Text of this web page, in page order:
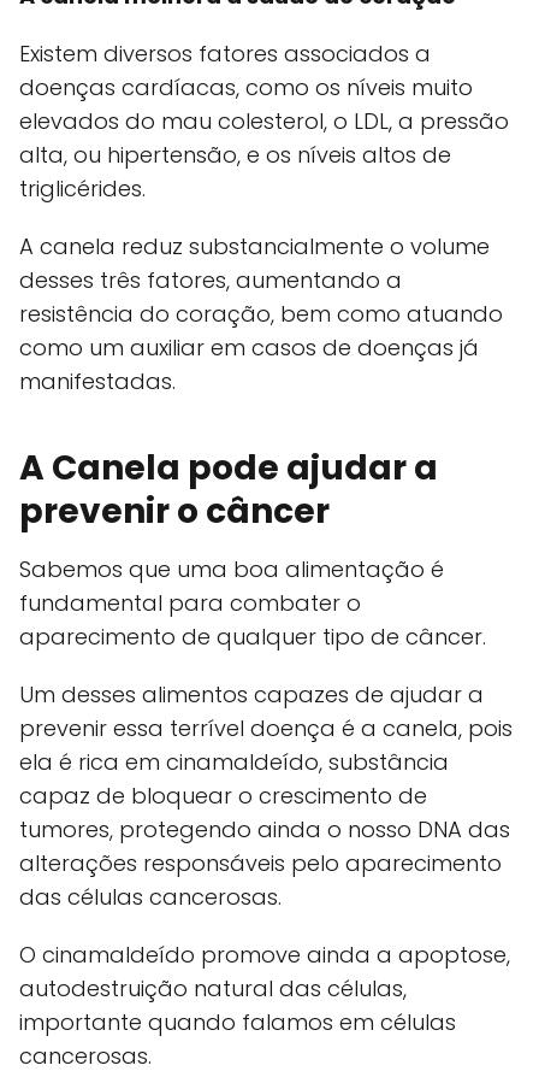
Existem diversos fatores associados a
doenças cardíacas, como os níveis muito
elevados do mau colesterol, o LDL, a pressão
alta, ou hipertensão, e os níveis altos de
triglicérides.
A canela reduz substancialmente o volume
desses três fatores, aumentando a
resistência do coração, bem como atuando
como um auxiliar em casos de doenças já
manifestadas.
A Canela pode ajudar a
prevenir o câncer
Sabemos que uma boa alimentação é
fundamental para combater o
aparecimento de qualquer tipo de câncer.
Um desses alimentos capazes de ajudar a
prevenir essa terrível doença é a canela, pois
ela é rica em cinamaldeído, substância
capaz de bloquear o crescimento de
tumores, protegendo ainda o nosso DNA das
alterações responsáveis pelo aparecimento
das células cancerosas.
O cinamaldeído promove ainda a apoptose,
autodestruição natural das células,
importante quando falamos em células
cancerosas.